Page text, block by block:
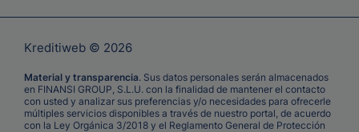
Kreditiweb © 2026
Material y transparencia. Sus datos personales serán almacenados
en FINANSI GROUP, S.L.U. con la finalidad de mantener el contacto
con usted y analizar sus preferencias y/o necesidades para ofrecerle
múltiples servicios disponibles a través de nuestro portal, de acuerdo
con la Ley Orgánica 3/2018 y el Reglamento General de Protección